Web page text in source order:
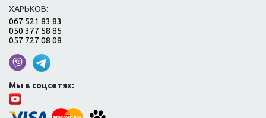
ХАРЬКОВ:
067 521 83 83
050 377 58 85
057 727 08 08
Мы в соцсетях: